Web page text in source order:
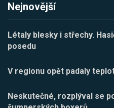
Nejnovější
Létaly blesky i střechy.
posedu
V regionu opět padaly
Neskutečné, rozplýval se